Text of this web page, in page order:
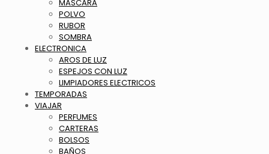
MASCARA
POLVO
RUBOR
SOMBRA
ELECTRONICA
AROS DE LUZ
ESPEJOS CON LUZ
LIMPIADORES ELECTRICOS
TEMPORADAS
VIAJAR
PERFUMES
CARTERAS
BOLSOS
BAÑOS